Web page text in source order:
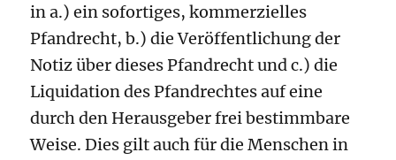
in a.) ein sofortiges, kommerzielles
Pfandrecht, b.) die Veröffentlichung der
Notiz über dieses Pfandrecht und c.) die
Liquidation des Pfandrechtes auf eine
durch den Herausgeber frei bestimmbare
Weise. Dies gilt auch für die Menschen in